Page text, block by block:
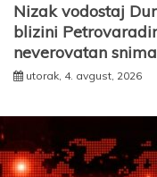
Nizak vodostaj
blizini
neverovatan
utorak, 4. avgust, 2026